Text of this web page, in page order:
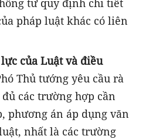
pháp luật khác có liên
của Luật và điều
Thủ tướng yêu cầu rà
các trường hợp cần
phương án áp dụng văn
nhất là các trường